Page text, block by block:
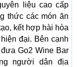
liệu cao cấp
thức các món ăn
kết hợp hài hòa
đại. Bên cạnh
Go2 Wine Bar
người dân địa